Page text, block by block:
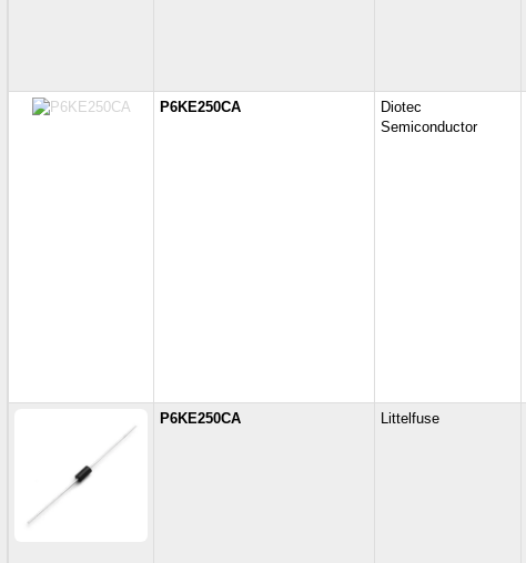
P6KE250CA
Diotec
Semiconductor
P6KE250CA Littelfuse